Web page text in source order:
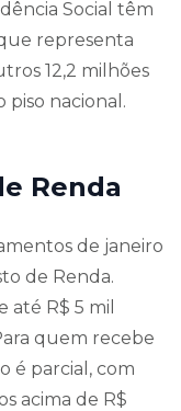
Social têm
representa
12,2 milhões
piso nacional.
Renda
de janeiro
de Renda.
até R$ 5 mil
quem recebe
é parcial, com
acima de R$